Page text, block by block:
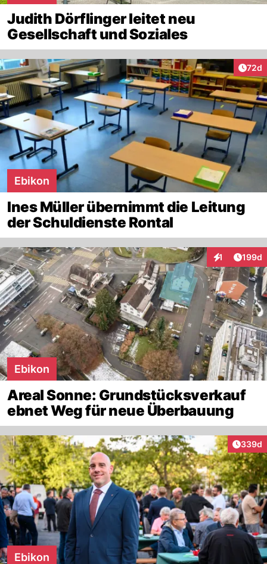
Judith Dörflinger leitet neu
Gesellschaft und Soziales
72d
Ebikon
Ines Müller übernimmt die Leitung
der Schuldienste Rontal
1
Interaktionen
199d
Ebikon
Areal Sonne: Grundstücksverkauf
ebnet Weg für neue Überbauung
339d
Ebikon